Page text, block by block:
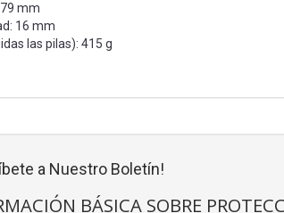
mm
16 mm
las pilas): 415 g
a Nuestro Boletín!
BÁSICA SOBRE